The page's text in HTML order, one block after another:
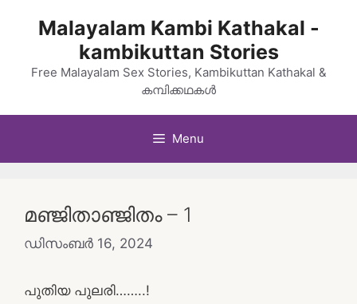
Malayalam Kambi Kathakal -
kambikuttan Stories
Free Malayalam Sex Stories, Kambikuttan Kathakal &
കമ്പിക്കഥകൾ
Menu
മഞ്ജിതാഞ്ജിതം – 1
ഡിസംബർ 16, 2024
പുതിയ പുലരി……..!